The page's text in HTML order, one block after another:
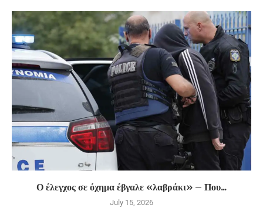
Ο έλεγχος σε όχημα έβγαλε «λαβράκι» – Που...
July 15, 2026